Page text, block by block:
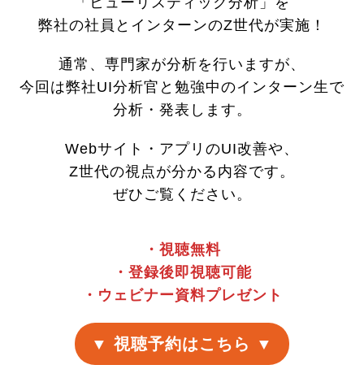
弊社の社員とインターンのZ世代が実施！
通常、専門家が分析を行いますが、
今回は弊社UI分析官と勉強中のインターン生で
分析・発表します。
Webサイト・アプリのUI改善や、
Z世代の視点が分かる内容です。
ぜひご覧ください。
・視聴無料
・登録後即視聴可能
・ウェビナー資料プレゼント
▼ 視聴予約はこちら ▼